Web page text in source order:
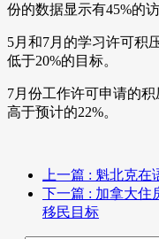
份的数据显示有45%的
5月和7月的学习许可积
低于20%的目标。
7月份工作许可申请的
高于预计的22%。
上一篇 : 魁北克在
下一篇 : 加拿大住
移民目标